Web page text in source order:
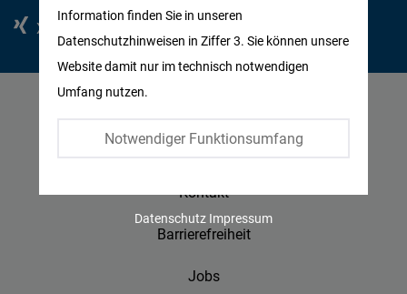
Xing
Impressum
Kontakt
Barrierefreiheit
Jobs
Information finden Sie in unseren
Datenschutzhinweisen in Ziffer 3. Sie können unsere
Website damit nur im technisch notwendigen
Umfang nutzen.
Notwendiger Funktionsumfang
Twitter
Embed
Instagram
Datenschutz Impressum